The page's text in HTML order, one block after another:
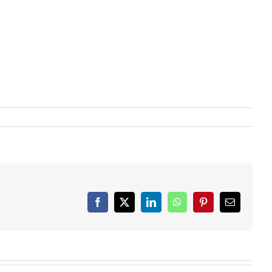
Facebook
X LinkedInWhatsAppPinterestEmail